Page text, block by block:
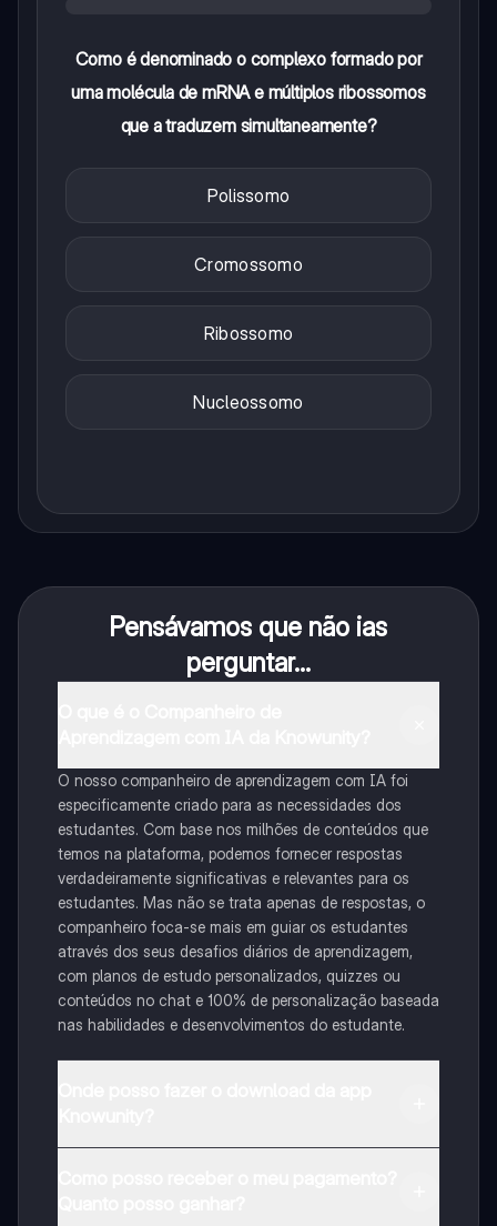
Como é denominado o complexo formado por
uma molécula de mRNA e múltiplos ribossomos
que a traduzem simultaneamente?
Polissomo
Cromossomo
Ribossomo
Nucleossomo
Pensávamos que não ias
perguntar...
O nosso companheiro de aprendizagem com IA foi
especificamente criado para as necessidades dos
estudantes. Com base nos milhões de conteúdos que
temos na plataforma, podemos fornecer respostas
verdadeiramente significativas e relevantes para os
estudantes. Mas não se trata apenas de respostas, o
companheiro foca-se mais em guiar os estudantes
através dos seus desafios diários de aprendizagem,
com planos de estudo personalizados, quizzes ou
conteúdos no chat e 100% de personalização baseada
nas habilidades e desenvolvimentos do estudante.